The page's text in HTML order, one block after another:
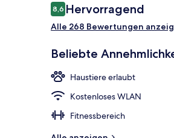
Bewertungen
8,68,6 von 10.
Hervorragend
Alle 268 Bewertungen
Beliebte
Haustiere erlaubt
Kostenloses WLAN
Fitnessbereich